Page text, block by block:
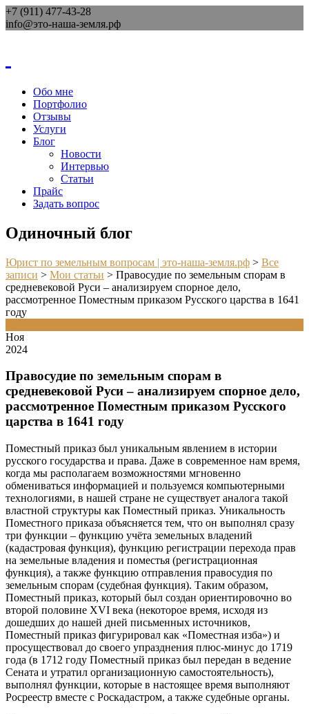
+7 (911) 477-43-28
info@это-наша-земля.рф
Обо мне
Портфолио
Отзывы
Услуги
Блог
Новости
Интервью
Статьи
Прайс
Задать вопрос
Одиночный блог
Юрист по земельным вопросам | это-наша-земля.рф > Все
записи > Мои статьи > Правосудие по земельным спорам в
средневековой Руси – анализируем спорное дело,
рассмотренное Поместным приказом Русского царства в 1641
году
Ноя
2024
Правосудие по земельным спорам в
средневековой Руси – анализируем спорное дело,
рассмотренное Поместным приказом Русского
царства в 1641 году
Поместный приказ был уникальным явлением в истории
русского государства и права. Даже в современное нам время,
когда мы располагаем возможностями мгновенно
обмениваться информацией и пользуемся компьютерными
технологиями, в нашей стране не существует аналога такой
властной структуры как Поместный приказ. Уникальность
Поместного приказа объясняется тем, что он выполнял сразу
три функции – функцию учёта земельных владений
(кадастровая функция), функцию регистрации перехода прав
на земельные владения и поместья (регистрационная
функция), а также функцию отправления правосудия по
земельным спорам (судебная функция). Таким образом,
Поместный приказ, который был создан ориентировочно во
второй половине XVI века (некоторое время, исходя из
дошедших до нашей дней письменных источников,
Поместный приказ фигурировал как «Поместная изба») и
просуществовал до своего упразднения плюс-минус до 1719
года (в 1712 году Поместный приказ был передан в ведение
Сената и утратил организационную самостоятельность),
выполнял функции, которые в настоящее время выполняют
Росреестр вместе с Роскадастром, а также судебные органы.